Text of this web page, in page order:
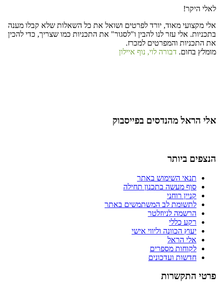
לאלי היקר!
אלי מקצועי מאוד, יורד לפרטים ושואל את כל השאלות שלא קבלו מענה
בתכניות. אלי עזר לנו להבין ו"לסגור" את התכניות כמו שצריך, כדי להכין
את התכניות והמפרטים למכרז.
מומלץ בחום. דבורה לוי, נוף איילון
אלי הראל מהנדסים בפייסבוק
הנצפים ביותר
תנאי השימוש באתר
סוף מעשה בתכנון תחילה
קניין רוחני
לתשומת לב המשתמשים באתר
הרשמה לניוזלטר
רקע כללי
יעוץ הכוונה וליווי אישי
אלי הראל
לקוחות מספרים
חדשות ועדכונים
פרטי התקשרות